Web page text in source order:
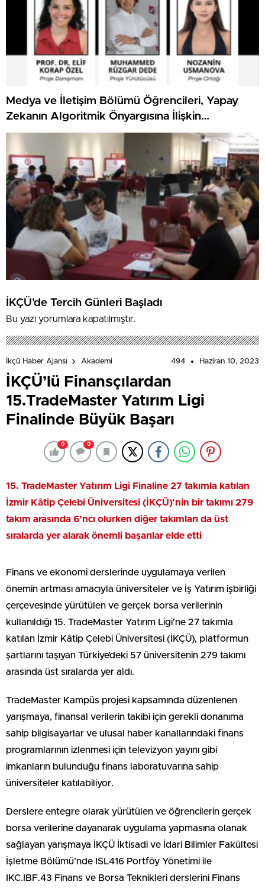
Medya ve İletişim Bölümü Öğrencileri, Yapay
Zekanın Algoritmik Önyargısına İlişkin
Farkındalık Düzeylerini Araştıracak
İKÇÜ’de Tercih Günleri Başladı
Bu yazı yorumlara kapatılmıştır.
İkçü Haber Ajansı Akademi 494 Haziran 10, 2023
İKÇÜ’lü Finansçılardan
15.TradeMaster Yatırım Ligi
Finalinde Büyük Başarı
0 0
15. TradeMaster Yatırım Ligi Finaline 27 takımla katılan
İzmir Kâtip Çelebi Üniversitesi (İKÇÜ)’nin bir takımı 279
takım arasında 6’ncı olurken diğer takımları da üst
sıralarda yer alarak önemli başarılar elde etti
Finans ve ekonomi derslerinde uygulamaya verilen
önemin artması amacıyla üniversiteler ve İş Yatırım işbirliği
çerçevesinde yürütülen ve gerçek borsa verilerinin
kullanıldığı 15. TradeMaster Yatırım Ligi’ne 27 takımla
katılan İzmir Kâtip Çelebi Üniversitesi (İKÇÜ), platformun
şartlarını taşıyan Türkiye’deki 57 üniversitenin 279 takımı
arasında üst sıralarda yer aldı.
TradeMaster Kampüs projesi kapsamında düzenlenen
yarışmaya, finansal verilerin takibi için gerekli donanıma
sahip bilgisayarlar ve ulusal haber kanallarındaki finans
programlarının izlenmesi için televizyon yayını gibi
imkanların bulunduğu finans laboratuvarına sahip
üniversiteler katılabiliyor.
Derslere entegre olarak yürütülen ve öğrencilerin gerçek
borsa verilerine dayanarak uygulama yapmasına olanak
sağlayan yarışmaya İKÇÜ İktisadi ve İdari Bilimler Fakültesi
İşletme Bölümü’nde ISL416 Portföy Yönetimi ile
IKC.IBF.43 Finans ve Borsa Teknikleri derslerini Finans